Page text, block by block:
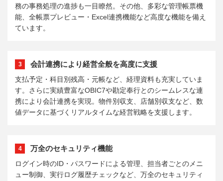
務の事務処理の進捗も一目瞭然。その他、多彩な管理帳票機
能、全帳票プレビュー・Excel連携機能など高度な機能を備え
ています。
3 会計連携により経営全般を高度に支援
支払予定・科目別残高・元帳など、経理資料も充実していま
す。さらに実績豊富なOBIC7や勘定奉行とのシームレスな連
携により会計連携を実現。物件別収支、店舗別収支など、数
値データに基づくリアルタイムな経営戦略を支援します。
4 万全のセキュリティ機能
ログイン時のID・パスワードによる管理、担当者ごとのメニ
ュー制御、実行ログ履歴チェックなど、万全のセキュリティ